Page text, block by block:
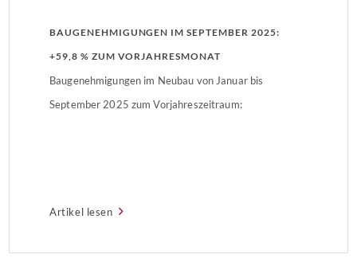
BAUGENEHMIGUNGEN IM SEPTEMBER 2025:
+59,8 % ZUM VORJAHRESMONAT
Baugenehmigungen im Neubau von Januar bis
September 2025 zum Vorjahreszeitraum:
Artikel lesen